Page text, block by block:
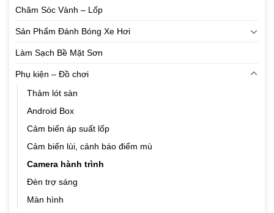
Chăm Sóc Vành – Lốp
Sản Phẩm Đánh Bóng Xe Hơi
Làm Sạch Bề Mặt Sơn
Phụ kiện – Đồ chơi
Thảm lót sàn
Android Box
Cảm biến áp suất lốp
Cảm biến lùi, cảnh báo điểm mù
Camera hành trình
Đèn trợ sáng
Màn hình